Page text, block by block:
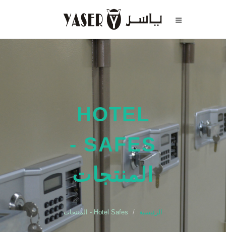
HOTEL
SAFES -
المنتجات
الرئيسية Hotel Safes - المنتجات